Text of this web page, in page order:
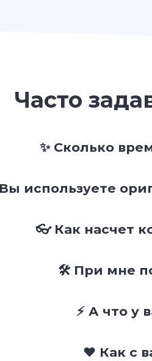
Часто
✨ Сколько
используете
👓 Как насчет
🛠 При мне
⚡ А что у
❤️ Как с